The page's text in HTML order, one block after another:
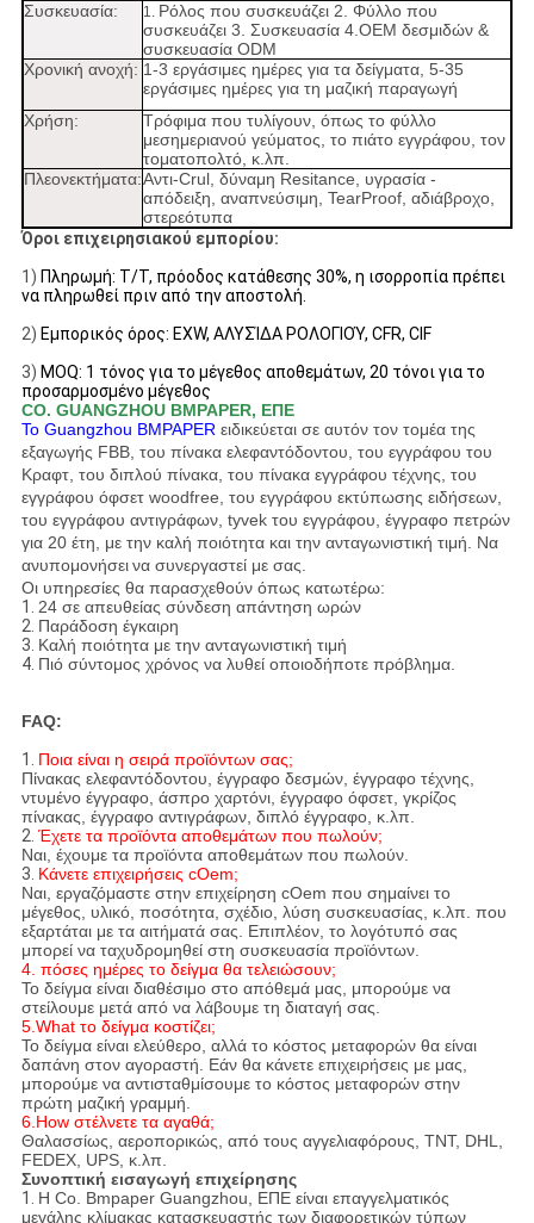
Συσκευασία: 1. Ρόλος που συσκευάζει 2. Φύλλο που
συσκευάζει 3. Συσκευασία 4.OEM δεσμιδών &
συσκευασία ODM
Χρονική ανοχή: 1-3 εργάσιμες ημέρες για τα δείγματα, 5-35
εργάσιμες ημέρες για τη μαζική παραγωγή
Χρήση:
Τρόφιμα που τυλίγουν, όπως το φύλλο
μεσημεριανού γεύματος, το πιάτο εγγράφου, τον
τοματοπολτό, κ.λπ.
Πλεονεκτήματα:Αντι-Crul, δύναμη Resitance, υγρασία -
απόδειξη, αναπνεύσιμη, TearProof, αδιάβροχο,
στερεότυπα
Όροι επιχειρησιακού εμπορίου:
1) Πληρωμή: T/T, πρόοδος κατάθεσης 30%, η ισορροπία πρέπει
να πληρωθεί πριν από την αποστολή.
2) Εμπορικός όρος: EXW, ΑΛΥΣΊΔΑ ΡΟΛΟΓΙΟΎ, CFR, CIF
3) MOQ: 1 τόνος για το μέγεθος αποθεμάτων, 20 τόνοι για το
προσαρμοσμένο μέγεθος
CO. GUANGZHOU BMPAPER, ΕΠΕ
Το Guangzhou BMPAPERειδικεύεται σε αυτόν τον τομέα της
εξαγωγής FBB, του πίνακα ελεφαντόδοντου, του εγγράφου του
Κραφτ, του διπλού πίνακα, του πίνακα εγγράφου τέχνης, του
εγγράφου όφσετ woodfree, του εγγράφου εκτύπωσης ειδήσεων,
του εγγράφου αντιγράφων, tyvek του εγγράφου, έγγραφο πετρών
για 20 έτη, με την καλή ποιότητα και την ανταγωνιστική τιμή. Να
ανυπομονήσεινα συνεργαστεί με σας.
Οι υπηρεσίες θα παρασχεθούν όπως κατωτέρω:
1. 24 σε απευθείας σύνδεση απάντηση ωρών
2. Παράδοση έγκαιρη
3. Καλή ποιότητα με την ανταγωνιστική τιμή
4. Πιό σύντομος χρόνος να λυθεί οποιοδήποτε πρόβλημα.
FAQ:
1. Ποια είναι η σειρά προϊόντων σας;
Πίνακας ελεφαντόδοντου, έγγραφο δεσμών, έγγραφο τέχνης,
ντυμένο έγγραφο, άσπρο χαρτόνι, έγγραφο όφσετ, γκρίζος
πίνακας, έγγραφο αντιγράφων, διπλό έγγραφο, κ.λπ.
2. Έχετε τα προϊόντα αποθεμάτων που πωλούν;
Ναι, έχουμε τα προϊόντα αποθεμάτων που πωλούν.
3. Κάνετε επιχειρήσεις cOem;
Ναι, εργαζόμαστε στην επιχείρηση cOem που σημαίνει το
μέγεθος, υλικό, ποσότητα, σχέδιο, λύση συσκευασίας, κ.λπ. που
εξαρτάται με τα αιτήματά σας. Επιπλέον, το λογότυπό σας
μπορεί να ταχυδρομηθεί στη συσκευασία προϊόντων.
4. πόσες ημέρες το δείγμα θα τελειώσουν;
Το δείγμα είναι διαθέσιμο στο απόθεμά μας, μπορούμε να
στείλουμε μετά από να λάβουμε τη διαταγή σας.
5.What το δείγμα κοστίζει;
Το δείγμα είναι ελεύθερο, αλλά το κόστος μεταφορών θα είναι
δαπάνη στον αγοραστή. Εάν θα κάνετε επιχειρήσεις με μας,
μπορούμε να αντισταθμίσουμε το κόστος μεταφορών στην
πρώτη μαζική γραμμή.
6.How στέλνετε τα αγαθά;
Θαλασσίως, αεροπορικώς, από τους αγγελιαφόρους, TNT, DHL,
FEDEX, UPS, κ.λπ.
Συνοπτική εισαγωγή επιχείρησης
1. Η Co. Bmpaper Guangzhou, ΕΠΕ είναι επαγγελματικός
μεγάλης κλίμακας κατασκευαστής των διαφορετικών τύπων